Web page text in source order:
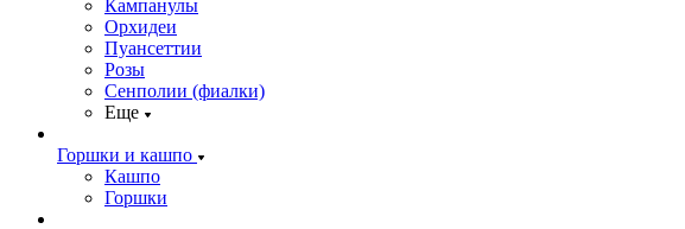
Кампанулы
Орхидеи
Пуансеттии
Розы
Сенполии (фиалки)
Еще
Горшки и кашпо
Кашпо
Горшки